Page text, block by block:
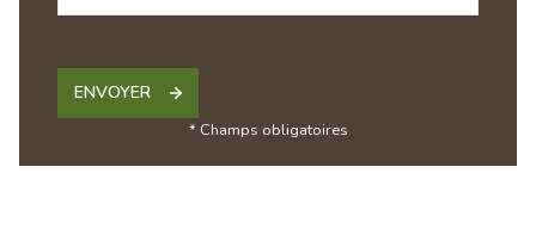
ENVOYER
* Champs obligatoires